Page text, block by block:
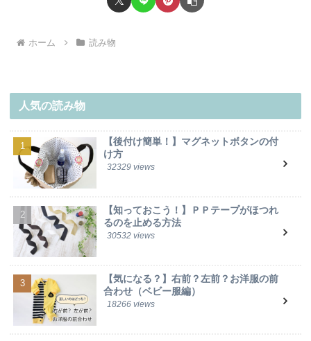
ホーム 読み物
人気の読み物
【後付け簡単！】マグネットボタンの付
け方
32329 views
【知っておこう！】ＰＰテープがほつれ
るのを止める方法
30532 views
【気になる？】右前？左前？お洋服の前
合わせ（ベビー服編）
18266 views